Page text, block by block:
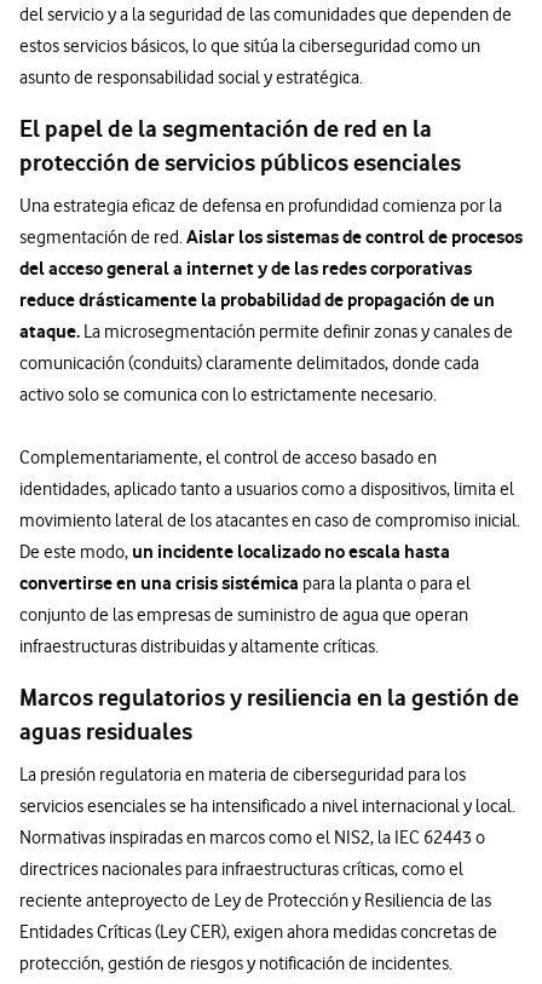
del servicio y a la seguridad de las comunidades que dependen de
estos servicios básicos, lo que sitúa la ciberseguridad como un
asunto de responsabilidad social y estratégica.
El papel de la segmentación de red en la
protección de servicios públicos esenciales
Una estrategia eficaz de defensa en profundidad comienza por la
segmentación de red.Aislar los sistemas de control de procesos
del acceso general a internet y de las redes corporativas
reduce drásticamente la probabilidad de propagación de un
ataque. La microsegmentación permite definir zonas y canales de
comunicación (conduits) claramente delimitados, donde cada
activo solo se comunica con lo estrictamente necesario.
Complementariamente, el control de acceso basado en
identidades, aplicado tanto a usuarios como a dispositivos, limita el
movimiento lateral de los atacantes en caso de compromiso inicial.
De este modo, un incidente localizado no escala hasta
convertirse en una crisis sistémica para la planta o para el
conjunto de las empresas de suministro de agua que operan
infraestructuras distribuidas y altamente críticas.
Marcos regulatorios y resiliencia en la gestión de
aguas residuales
La presión regulatoria en materia de ciberseguridad para los
servicios esenciales se ha intensificado a nivel internacional y local.
Normativas inspiradas en marcos como el NIS2, la IEC 62443 o
directrices nacionales para infraestructuras críticas, como el
reciente anteproyecto de Ley de Protección y Resiliencia de las
Entidades Críticas (Ley CER), exigen ahora medidas concretas de
protección, gestión de riesgos y notificación de incidentes.